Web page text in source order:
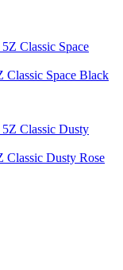
Classic Space Black
Classic Dusty Rose